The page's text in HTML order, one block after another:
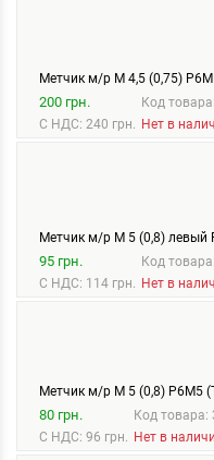
Метчик м/р М 4,5 (0,75)
200 грн.
С НДС: 240 грн.
Код
Нет в
Метчик м/р М 5 (0,8) левый
95 грн.
С НДС: 114 грн.
Код
Нет в
Метчик м/р М 5 (0,8) Р6М5
80 грн.
С НДС: 96 грн.
Код товара:
Нет в